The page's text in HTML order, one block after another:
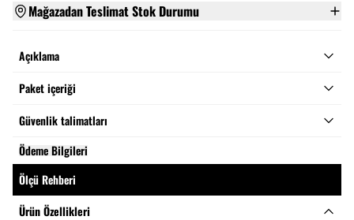
Mağazadan Teslimat Stok Durumu
Açıklama
Paket içeriği
Güvenlik talimatları
Ödeme Bilgileri
Ölçü Rehberi
Ürün Özellikleri